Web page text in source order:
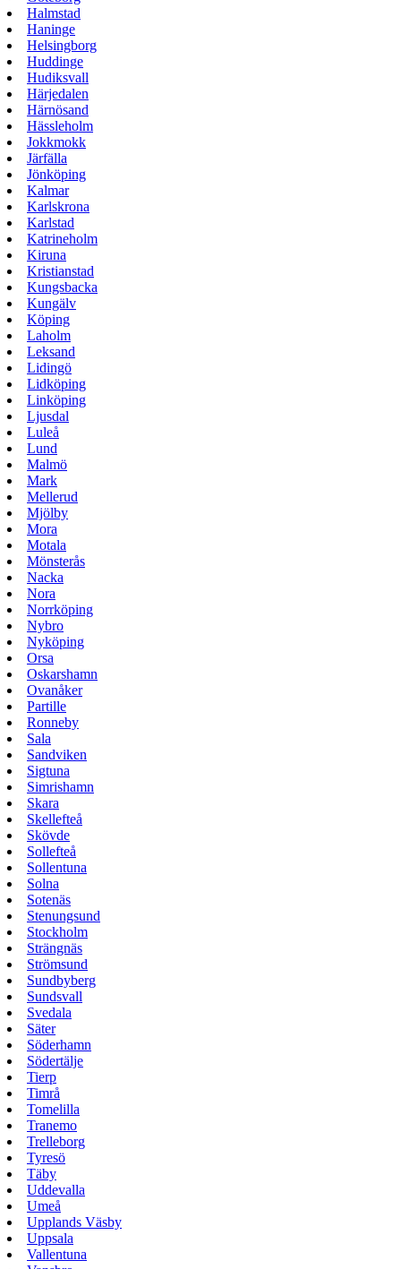
Halmstad
Haninge
Helsingborg
Huddinge
Hudiksvall
Härjedalen
Härnösand
Hässleholm
Jokkmokk
Järfälla
Jönköping
Kalmar
Karlskrona
Karlstad
Katrineholm
Kiruna
Kristianstad
Kungsbacka
Kungälv
Köping
Laholm
Leksand
Lidingö
Lidköping
Linköping
Ljusdal
Luleå
Lund
Malmö
Mark
Mellerud
Mjölby
Mora
Motala
Mönsterås
Nacka
Nora
Norrköping
Nybro
Nyköping
Orsa
Oskarshamn
Ovanåker
Partille
Ronneby
Sala
Sandviken
Sigtuna
Simrishamn
Skara
Skellefteå
Skövde
Sollefteå
Sollentuna
Solna
Sotenäs
Stenungsund
Stockholm
Strängnäs
Strömsund
Sundbyberg
Sundsvall
Svedala
Säter
Söderhamn
Södertälje
Tierp
Timrå
Tomelilla
Tranemo
Trelleborg
Tyresö
Täby
Uddevalla
Umeå
Upplands Väsby
Uppsala
Vallentuna